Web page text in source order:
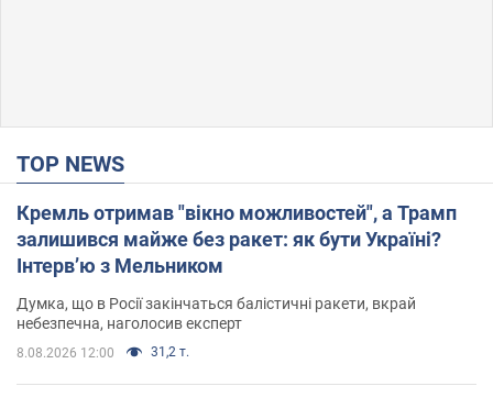
TOP NEWS
Кремль отримав "вікно можливостей", а Трамп
залишився майже без ракет: як бути Україні?
Інтерв’ю з Мельником
Думка, що в Росії закінчаться балістичні ракети, вкрай
небезпечна, наголосив експерт
8.08.2026 12:00 31,2 т.